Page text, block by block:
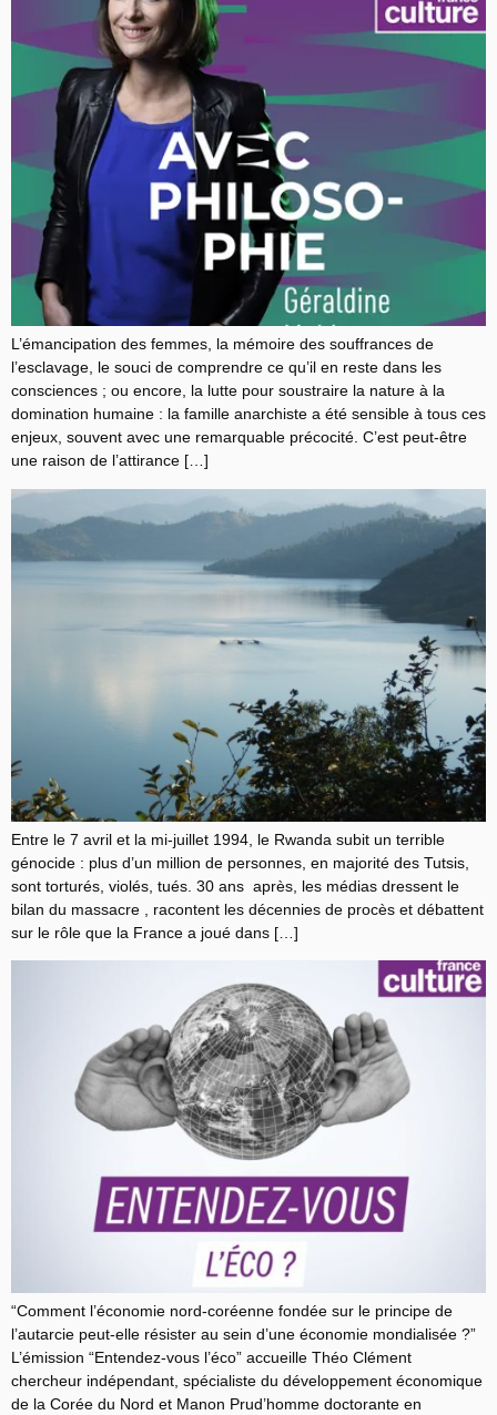
L’émancipation des femmes, la mémoire des souffrances de
l’esclavage, le souci de comprendre ce qu’il en reste dans les
consciences ; ou encore, la lutte pour soustraire la nature à la
domination humaine : la famille anarchiste a été sensible à tous ces
enjeux, souvent avec une remarquable précocité. C’est peut-être
une raison de l’attirance […]
Entre le 7 avril et la mi-juillet 1994, le Rwanda subit un terrible
génocide : plus d’un million de personnes, en majorité des Tutsis,
sont torturés, violés, tués. 30 ans après, les médias dressent le
bilan du massacre , racontent les décennies de procès et débattent
sur le rôle que la France a joué dans […]
“Comment l’économie nord-coréenne fondée sur le principe de
l’autarcie peut-elle résister au sein d’une économie mondialisée ?”
L’émission “Entendez-vous l’éco” accueille Théo Clément
chercheur indépendant, spécialiste du développement économique
de la Corée du Nord et Manon Prud’homme doctorante en